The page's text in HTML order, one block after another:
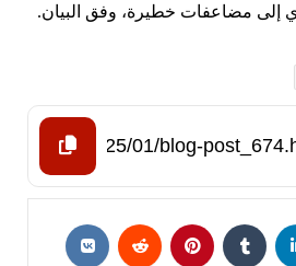
إلى مضاعفات خطيرة، وفق البيان.